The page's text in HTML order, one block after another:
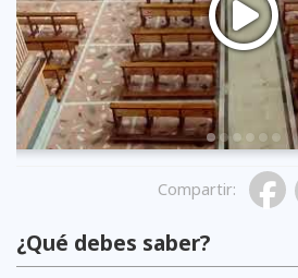
Previous
Compartir:
¿Qué debes saber?